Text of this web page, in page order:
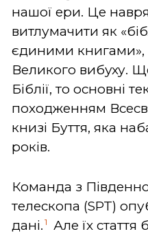
нашої ери. Це
витлумачити як
єдиними книгами»,
Великого вибуху.
Біблії, то основні
походженням
книзі Буття, яка
років.
Команда з
телескопа (SPT)
дані. 1
Але їх